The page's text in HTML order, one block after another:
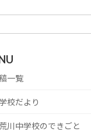
一覧
校だより
荒川中学校のできごと